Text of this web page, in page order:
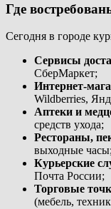
Где
Сегодня в городе
Сервисы
СберМаркет;
Интернет-
Wildberries,
Аптеки и
средств ухода;
Рестораны,
выходные часы;
Курьерские
Почта России;
Торговые
(мебель,